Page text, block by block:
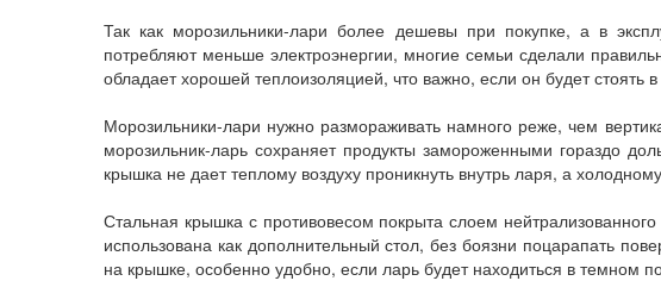
Так как морозильники-лари более дешевы при покупке, а в
потребляют меньше электроэнергии, многие семьи сделали
обладает хорошей теплоизоляцией, что важно, если он будет
Морозильники-лари нужно размораживать намного реже, чем
морозильник-ларь сохраняет продукты замороженными гораздо
крышка не дает теплому воздуху проникнуть внутрь ларя, а
Стальная крышка с противовесом покрыта слоем
использована как дополнительный стол, без боязни поцарапать
на крышке, особенно удобно, если ларь будет находиться в темном